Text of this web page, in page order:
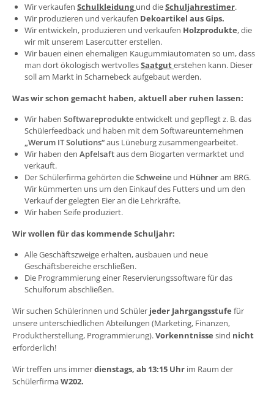
Wir verkaufen Schulkleidung und dieSchuljahrestimer.
Wir produzieren und verkaufen Dekoartikel aus Gips.
Wir entwickeln, produzieren und verkaufen Holzprodukte, die
wir mit unserem Lasercutter erstellen.
Wir bauen einen ehemaligen Kaugummiautomaten so um, dass
man dort ökologisch wertvollesSaatguterstehen kann. Dieser
soll am Markt in Scharnebeck aufgebaut werden.
Was wir schon gemacht haben, aktuell aber ruhen lassen:
Wir haben Softwareprodukteentwickelt und gepflegt z. B. das
Schülerfeedback und haben mit dem Softwareunternehmen
„Werum IT Solutions“aus Lüneburg zusammengearbeitet.
Wir haben den Apfelsaftaus dem Biogarten vermarktet und
verkauft.
Der Schülerfirma gehörten dieSchweine und Hühneram BRG.
Wir kümmerten uns um den Einkauf des Futters und um den
Verkauf der gelegten Eier an die Lehrkräfte.
Wir haben Seife produziert.
Wir wollen für das kommende Schuljahr:
Alle Geschäftszweige erhalten, ausbauen und neue
Geschäftsbereiche erschließen.
Die Programmierung einer Reservierungssoftware für das
Schulforum abschließen.
Wir suchen Schülerinnen und Schüler jeder Jahrgangsstufe für
unsere unterschiedlichen Abteilungen (Marketing, Finanzen,
Produktherstellung, Programmierung).Vorkenntnisse sind nicht
erforderlich!
Wir treffen uns immerdienstags, ab 13:15 Uhr im Raum der
SchülerfirmaW202.